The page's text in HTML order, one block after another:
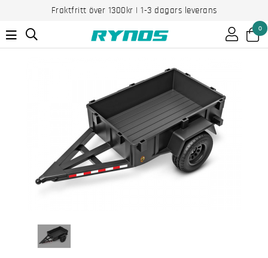
Fraktfritt över 1300kr | 1-3 dagars leverans
0